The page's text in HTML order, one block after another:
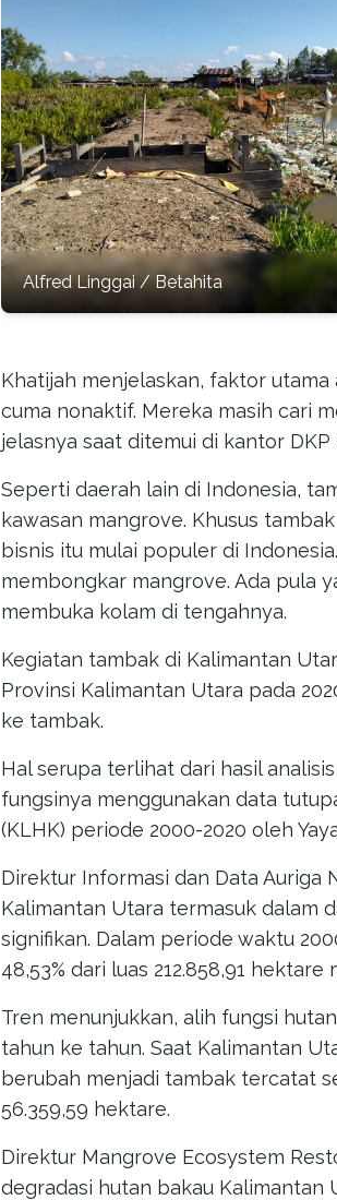
Alfred Linggai / Betahita
Khatijah menjelaskan, faktor
cuma nonaktif. Mereka masih cari
jelasnya saat ditemui di kantor DKP
Seperti daerah lain di Indonesia,
kawasan mangrove. Khusus
bisnis itu mulai populer di
membongkar mangrove. Ada pula
membuka kolam di tengahnya.
Kegiatan tambak di Kalimantan
Provinsi Kalimantan Utara pada
ke tambak.
Hal serupa terlihat dari hasil
fungsinya menggunakan data
(KLHK) periode 2000-2020 oleh
Direktur Informasi dan Data Auriga
Kalimantan Utara termasuk dalam
signifikan. Dalam periode waktu
48,53% dari luas 212.858,91 hektare
Tren menunjukkan, alih fungsi
tahun ke tahun. Saat Kalimantan
berubah menjadi tambak tercatat
56.359,59 hektare.
Direktur Mangrove Ecosystem
degradasi hutan bakau Kalimantan